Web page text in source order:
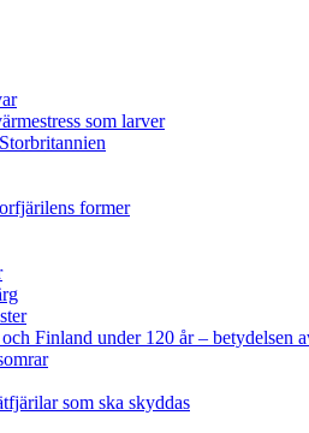
som larver
former
Finland under 120 år– betydelsen
som ska skyddas